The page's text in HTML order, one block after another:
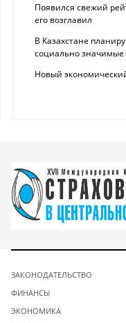
Появился свежий
его возглавил
В Казахстане
социально значимые
Новый
ЗАКОНОДАТЕЛЬСТВО
ФИНАНСЫ
ЭКОНОМИКА